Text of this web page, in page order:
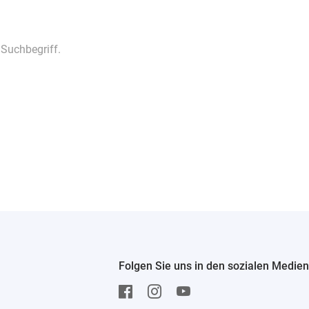
Folgen Sie uns in den sozialen Medien